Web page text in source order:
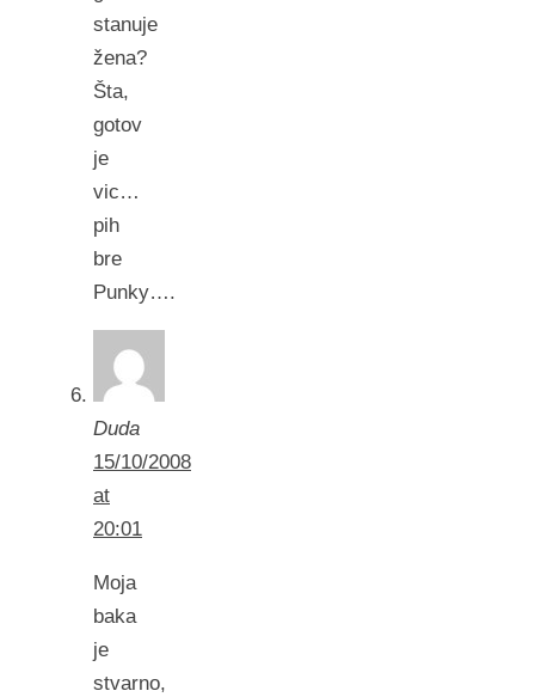
stanuje
žena?
Šta,
gotov
je
vic…
pih
bre
Punky….
Duda
15/10/2008
at
20:01
Moja
baka
je
stvarno,